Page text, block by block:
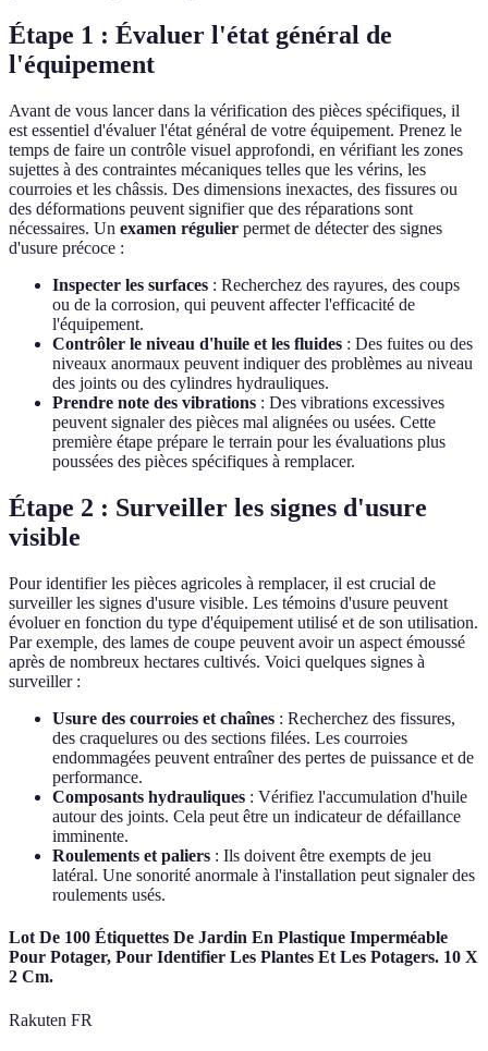
Étape 1 : Évaluer l'état général de
l'équipement
Avant de vous lancer dans la vérification des pièces spécifiques, il
est essentiel d'évaluer l'état général de votre équipement. Prenez le
temps de faire un contrôle visuel approfondi, en vérifiant les zones
sujettes à des contraintes mécaniques telles que les vérins, les
courroies et les châssis. Des dimensions inexactes, des fissures ou
des déformations peuvent signifier que des réparations sont
nécessaires. Un examen régulier permet de détecter des signes
d'usure précoce :
Inspecter les surfaces : Recherchez des rayures, des coups
ou de la corrosion, qui peuvent affecter l'efficacité de
l'équipement.
Contrôler le niveau d'huile et les fluides : Des fuites ou des
niveaux anormaux peuvent indiquer des problèmes au niveau
des joints ou des cylindres hydrauliques.
Prendre note des vibrations : Des vibrations excessives
peuvent signaler des pièces mal alignées ou usées. Cette
première étape prépare le terrain pour les évaluations plus
poussées des pièces spécifiques à remplacer.
Étape 2 : Surveiller les signes d'usure
visible
Pour identifier les pièces agricoles à remplacer, il est crucial de
surveiller les signes d'usure visible. Les témoins d'usure peuvent
évoluer en fonction du type d'équipement utilisé et de son utilisation.
Par exemple, des lames de coupe peuvent avoir un aspect émoussé
après de nombreux hectares cultivés. Voici quelques signes à
surveiller :
Usure des courroies et chaînes : Recherchez des fissures,
des craquelures ou des sections filées. Les courroies
endommagées peuvent entraîner des pertes de puissance et de
performance.
Composants hydrauliques : Vérifiez l'accumulation d'huile
autour des joints. Cela peut être un indicateur de défaillance
imminente.
Roulements et paliers : Ils doivent être exempts de jeu
latéral. Une sonorité anormale à l'installation peut signaler des
roulements usés.
Lot De 100 Étiquettes De Jardin En Plastique Imperméable
Pour Potager, Pour Identifier Les Plantes Et Les Potagers. 10 X
2 Cm.
Rakuten FR